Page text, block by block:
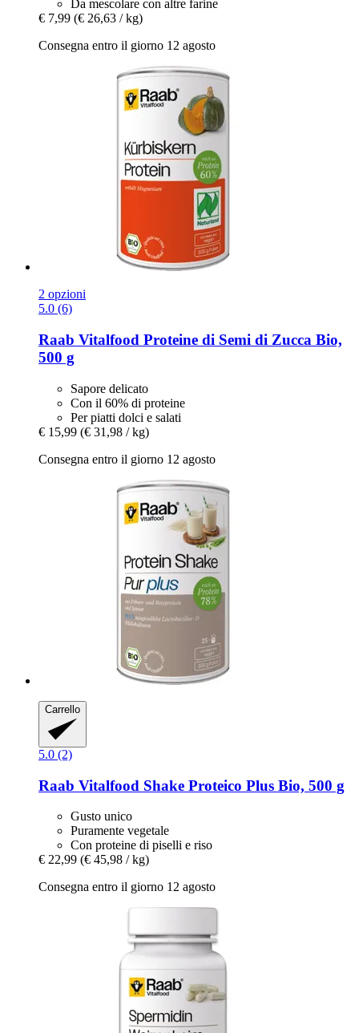
Da mescolare con altre farine
€ 7,99 (€ 26,63 / kg)
Consegna entro il giorno 12 agosto
2 opzioni
5.0 (6)
Raab Vitalfood Proteine di Semi di Zucca Bio,
500 g
Sapore delicato
Con il 60% di proteine
Per piatti dolci e salati
€ 15,99 (€ 31,98 / kg)
Consegna entro il giorno 12 agosto
Carrello
5.0 (2)
Raab Vitalfood Shake Proteico Plus Bio, 500 g
Gusto unico
Puramente vegetale
Con proteine di piselli e riso
€ 22,99 (€ 45,98 / kg)
Consegna entro il giorno 12 agosto